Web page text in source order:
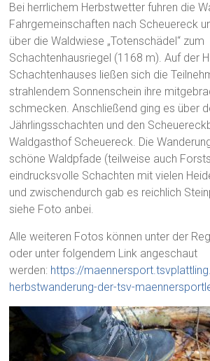
Bei herrlichem Herbstwetter fuhren die
Fahrgemeinschaften nach Scheuereck
über die Waldwiese „Totenschädel“ zum
Schachtenhausriegel (1168 m). Auf der
Schachtenhauses ließen sich die
strahlendem Sonnenschein ihre
schmecken. Anschließend ging es über
Jährlingsschachten und den
Waldgasthof Scheuereck. Die
schöne Waldpfade (teilweise auch
eindrucksvolle Schachten mit vielen
und zwischendurch gab es reichlich
siehe Foto anbei.
Alle weiteren Fotos können unter der
oder unter folgendem Link angeschaut
werden: https://
herbstwanderung-der-tsv-